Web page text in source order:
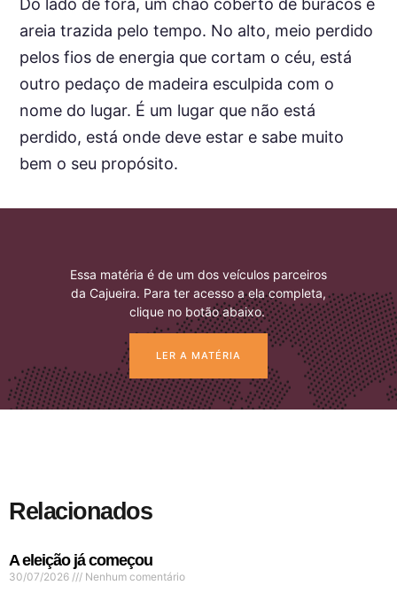
Do lado de fora, um chão coberto de buracos e
areia trazida pelo tempo. No alto, meio perdido
pelos fios de energia que cortam o céu, está
outro pedaço de madeira esculpida com o
nome do lugar. É um lugar que não está
perdido, está onde deve estar e sabe muito
bem o seu propósito.
Essa matéria é de um dos veículos parceiros
da Cajueira. Para ter acesso a ela completa,
clique no botão abaixo.
LER A MATÉRIA
Relacionados
A eleição já começou
30/07/2026 Nenhum comentário